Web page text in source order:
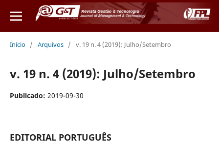
Início / Arquivos / v. 19 n. 4 (2019): Julho/Setembro
v. 19 n. 4 (2019): Julho/Setembro
Publicado: 2019-09-30
EDITORIAL PORTUGUÊS